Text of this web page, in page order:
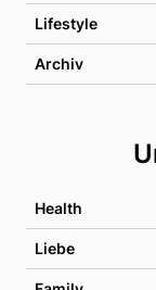
Lifestyle
Archiv
Health
Liebe